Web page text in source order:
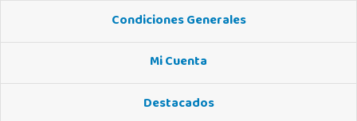
03820, Cocentaina
Condiciones Generales
Mi Cuenta
Destacados